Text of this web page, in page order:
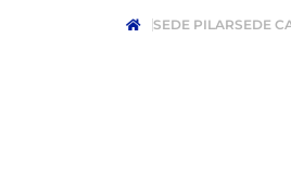
SEDE PILARSEDE